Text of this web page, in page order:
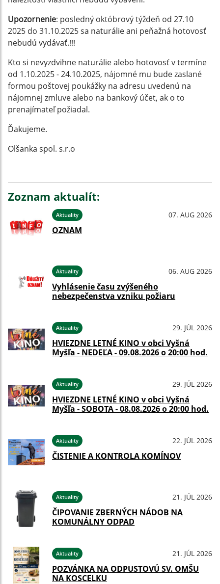
Upozornenie: posledný októbrový týždeň od 27.10
2025 do 31.10.2025 sa naturálie ani peňažná hotovosť
nebudú vydávať.!!!
Kto si nevyzdvihne naturálie alebo hotovosť v termíne
od 1.10.2025 - 24.10.2025, nájomné mu bude zaslané
formou poštovej poukážky na adresu uvedenú na
nájomnej zmluve alebo na bankový účet, ak o to
prenajímateľ požiadal.
Ďakujeme.
Olšanka spol. s.r.o
Zoznam aktualít:
Aktuality 07. AUG 2026
OZNAM
Aktuality 06. AUG 2026
Vyhlásenie času zvýšeného
nebezpečenstva vzniku požiaru
Aktuality 29. JÚL 2026
HVIEZDNE LETNÉ KINO v obci Vyšná
Myšľa - NEDEĽA - 09.08.2026 o 20:00 hod.
Aktuality 29. JÚL 2026
HVIEZDNE LETNÉ KINO v obci Vyšná
Myšľa - SOBOTA - 08.08.2026 o 20:00 hod.
Aktuality 22. JÚL 2026
ČISTENIE A KONTROLA KOMÍNOV
Aktuality 21. JÚL 2026
ČIPOVANIE ZBERNÝCH NÁDOB NA
KOMUNÁLNY ODPAD
Aktuality 21. JÚL 2026
POZVÁNKA NA ODPUSTOVÚ SV. OMŠU
NA KOSCELKU